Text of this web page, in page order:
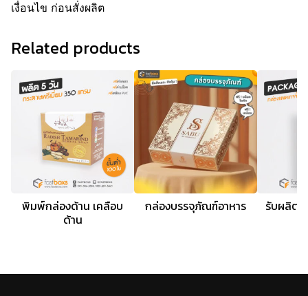
เงื่อนไข ก่อนสั่งผลิต
Related products
พิมพ์กล่องด้าน เคลือบ
ด้าน
กล่องบรรจุภัณฑ์อาหาร
รับผลิต